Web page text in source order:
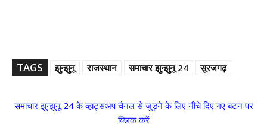
TAGS झुन्झुनू राजस्थान समाचार झुन्झुनू 24 सूरजगढ़
समाचार झुन्झुनू 24 के व्हाट्सअप चैनल से जुड़ने के लिए नीचे दिए गए बटन पर
क्लिक करें